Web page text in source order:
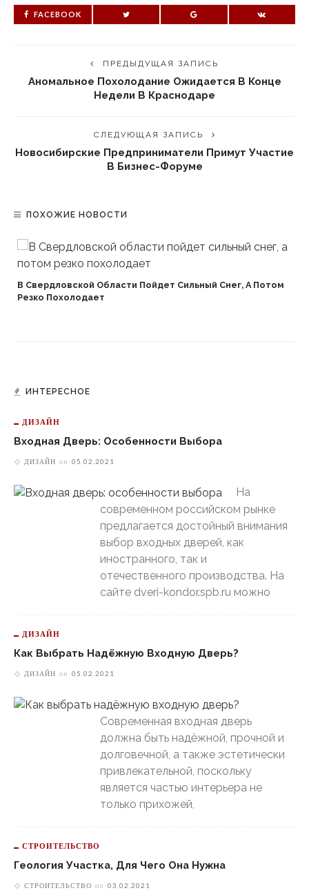
FACEBOOK
ПРЕДЫДУЩАЯ ЗАПИСЬ
Аномальное Похолодание Ожидается В Конце
Недели В Краснодаре
СЛЕДУЮЩАЯ ЗАПИСЬ
Новосибирские Предприниматели Примут Участие
В Бизнес-Форуме
ПОХОЖИЕ НОВОСТИ
В Свердловской Области Пойдет Сильный Снег, А Потом
Резко Похолодает
ИНТЕРЕСНОЕ
ДИЗАЙН
Входная Дверь: Особенности Выбора
ДИЗАЙН on 05.02.2021
На
современном российском рынке
предлагается достойный внимания
выбор входных дверей, как
иностранного, так и
отечественного производства. На
сайте dveri-kondor.spb.ru можно
ДИЗАЙН
Как Выбрать Надёжную Входную Дверь?
ДИЗАЙН on 05.02.2021
Современная входная дверь
должна быть надёжной, прочной и
долговечной, а также эстетически
привлекательной, поскольку
является частью интерьера не
только прихожей,
СТРОИТЕЛЬСТВО
Геология Участка, Для Чего Она Нужна
СТРОИТЕЛЬСТВО on 03.02.2021